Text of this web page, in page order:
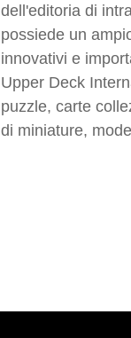
dell'editoria di
possiede un
innovativi e
Upper Deck
puzzle, carte
di miniature,